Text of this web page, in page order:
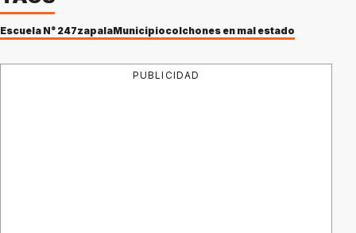
Escuela N° 247zapalaMunicipiocolchones en mal estado
PUBLICIDAD